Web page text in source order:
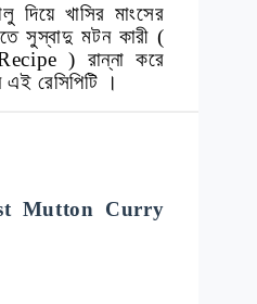
খাসির মাংসের
সুস্বাদু মটন কারী (
) রান্না করে
রেসিপিটি ।
Mutton Curry